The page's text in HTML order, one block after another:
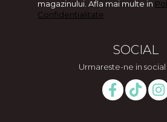
magazinului. Afla mai multe in
Confidentialitate
SOCIAL
Urmareste-ne in